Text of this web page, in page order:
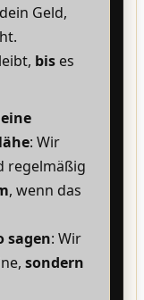
Geld,
bis es
: Wir
regelmäßig
, wenn das
sagen: Wir
sondern